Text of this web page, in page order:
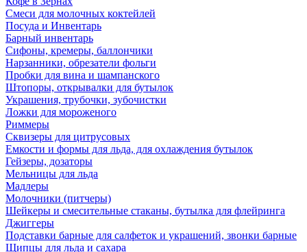
Смеси для молочных коктейлей
Посуда и Инвентарь
Барный инвентарь
Сифоны, кремеры, баллончики
Нарзанники, обрезатели фольги
Пробки для вина и шампанского
Штопоры, открывалки для бутылок
Украшения, трубочки, зубочистки
Ложки для мороженого
Риммеры
Сквизеры для цитрусовых
Емкости и формы для льда, для охлаждения бутылок
Гейзеры, дозаторы
Мельницы для льда
Мадлеры
Молочники (питчеры)
Шейкеры и смесительные стаканы, бутылка для флейринга
Джиггеры
Подставки барные для салфеток и украшений, звонки барные
Щипцы для льда и сахара